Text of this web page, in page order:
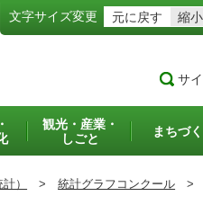
文字サイズ変更 元に戻す 縮小
サ
観光・産業・
しごと
まちづ
） > 統計グラフコンクール >